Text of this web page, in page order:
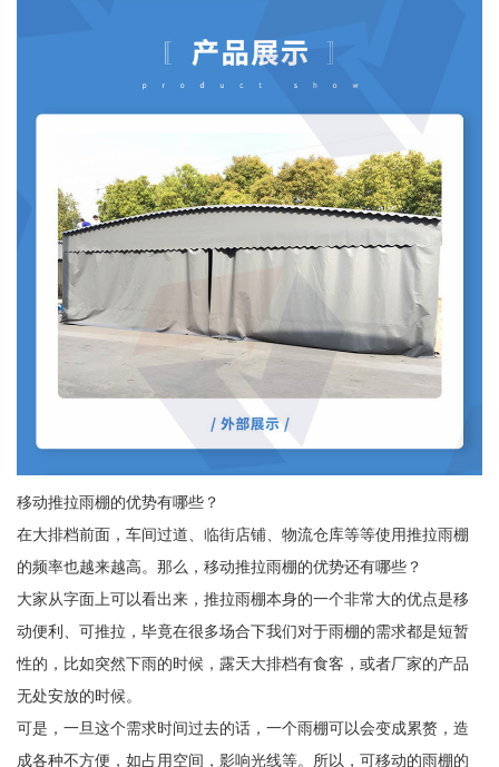
移动推拉雨棚的优势有哪些？
在大排档前面，车间过道、临街店铺、物流仓库等等使用推拉雨棚
的频率也越来越高。那么，移动推拉雨棚的优势还有哪些？
大家从字面上可以看出来，推拉雨棚本身的一个非常大的优点是移
动便利、可推拉，毕竟在很多场合下我们对于雨棚的需求都是短暂
性的，比如突然下雨的时候，露天大排档有食客，或者厂家的产品
无处安放的时候。
可是，一旦这个需求时间过去的话，一个雨棚可以会变成累赘，造
成各种不方便，如占用空间，影响光线等。所以，可移动的雨棚的